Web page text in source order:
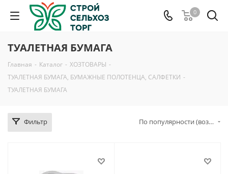
0
ТУАЛЕТНАЯ БУМАГА
Главная - Каталог - ХОЗТОВАРЫ -
ТУАЛЕТНАЯ БУМАГА, БУМАЖНЫЕ ПОЛОТЕНЦА, САЛФЕТКИ -
ТУАЛЕТНАЯ БУМАГА
Фильтр По популярности (возрастание)